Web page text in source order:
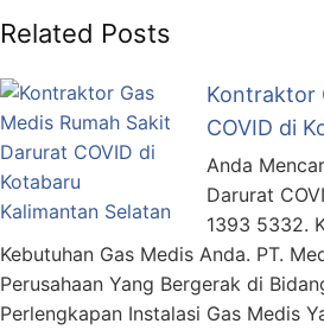
Related Posts
Kontraktor
COVID di
Anda
Darurat
1393 5332.
Kebutuhan Gas Medis Anda. PT.
Perusahaan Yang Bergerak di
Perlengkapan Instalasi Gas Medis